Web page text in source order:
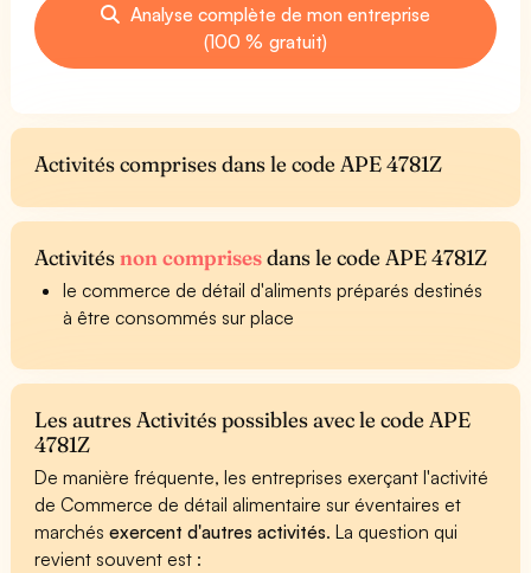
Analyse complète de mon entreprise
(100 % gratuit)
Activités comprises dans le code APE 4781Z
Activitésnon comprisesdans le code APE 4781Z
le commerce de détail d'aliments préparés destinés
à être consommés sur place
Les autres Activités possibles avec le code APE
4781Z
De manière fréquente, les entreprises exerçant l'activité
de Commerce de détail alimentaire sur éventaires et
marchésexercent d'autres activités. La question qui
revient souvent est :